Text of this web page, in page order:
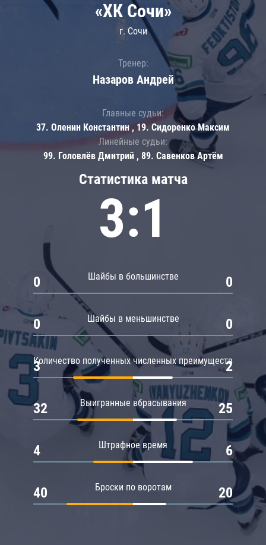
Статистика матча
3:1
Шайбы в большинстве
0 0
Шайбы в меньшинстве
0 0
Количество полученных численных преимуществ
3 2
Выигранные вбрасывания
32 25
Штрафное время
4 6
Броски по воротам
40 20
«ХК Сочи»
г. Сочи
Тренер:
Назаров Андрей
Главные судьи:
37. Оленин Константин , 19. Сидоренко Максим
Линейные судьи:
99. Головлёв Дмитрий , 89. Савенков Артём